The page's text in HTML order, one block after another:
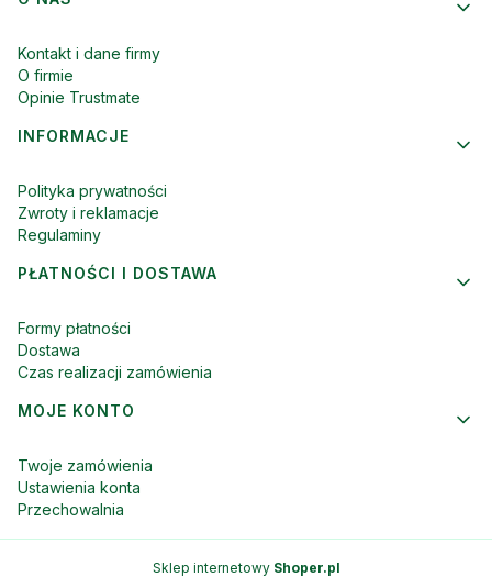
Kontakt i dane firmy
O firmie
Opinie Trustmate
INFORMACJE
Polityka prywatności
Zwroty i reklamacje
Regulaminy
PŁATNOŚCI I DOSTAWA
Formy płatności
Dostawa
Czas realizacji zamówienia
MOJE KONTO
Twoje zamówienia
Ustawienia konta
Przechowalnia
Sklep internetowy Shoper.pl